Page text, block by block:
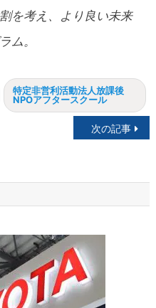
を考え、より良い未来
ム。
特定非営利活動法人放課後
NPOアフタースクール
次の記事